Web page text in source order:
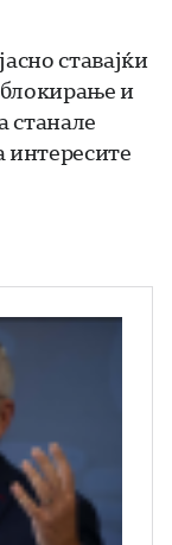
ставајќи
блокирање и
станале